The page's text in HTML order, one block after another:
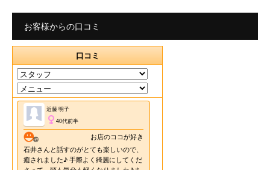
お客様からの口コミ